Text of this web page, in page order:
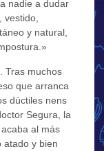
nadie a dudar
y natural,
Tras muchos
que arranca
dúctiles nens
Segura, la
al más
atado y bien